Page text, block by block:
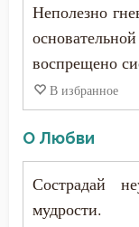
Естество
Жестокость
Жизнь
Жизнь вечная
Забота
Иларион
Иоанн
Неполезно
воспрещено
В избранное
О Любви
Сострадай
мудрости.